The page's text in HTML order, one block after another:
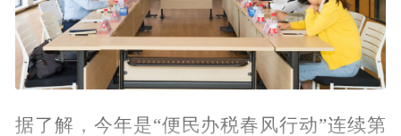
据了解，今年是“便民办税春风行动”连续第